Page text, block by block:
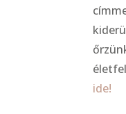
ide!